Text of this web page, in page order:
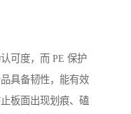
可度，而 PE 保护
具备韧性，能有效
板面出现划痕、磕